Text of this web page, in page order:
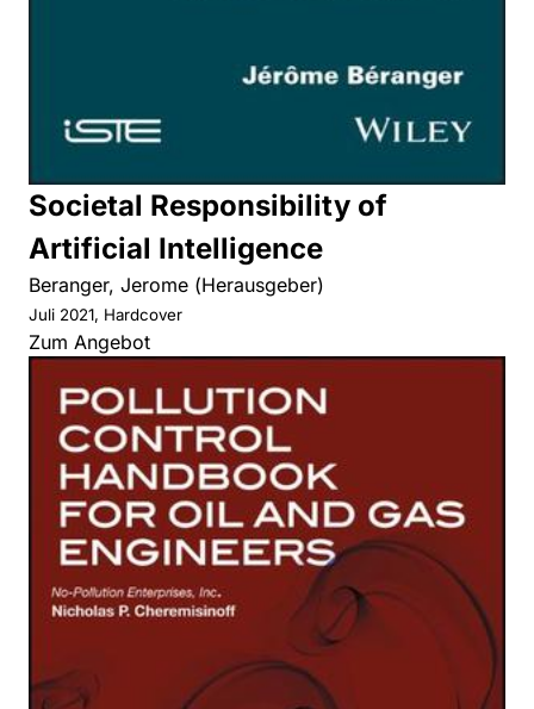
Societal Responsibility of
Artificial Intelligence
Beranger, Jerome (Herausgeber)
Juli 2021, Hardcover
Zum Angebot